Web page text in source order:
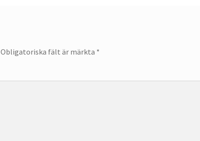
Obligatoriska fält är märkta *